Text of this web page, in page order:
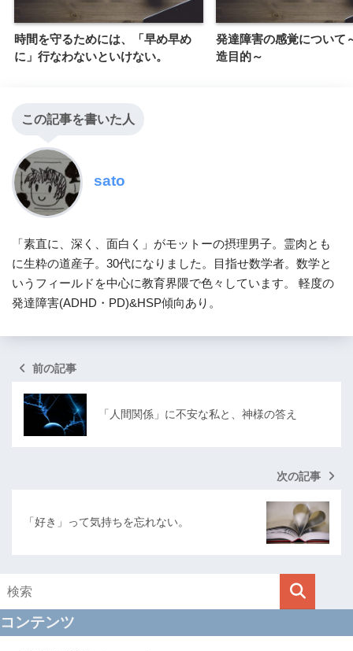
時間を守るためには、「早め早め
に」行なわないといけない。
発達障害の感覚について
造目的～
この記事を書いた人
sato
「素直に、深く、面白く」がモットーの摂理男子。霊肉とも
に生粋の道産子。30代になりました。目指せ数学者。数学と
いうフィールドを中心に教育界隈で色々しています。 軽度の
発達障害(ADHD・PD)&HSP傾向あり。
前の記事
「人間関係」に不安な私と、神様の答え
次の記事
「好き」って気持ちを忘れない。
コンテンツ